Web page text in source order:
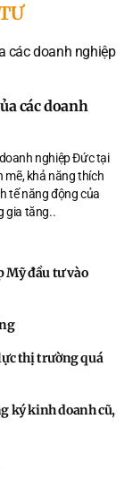
các doanh
nghiệp Đức tại
mẽ, khả năng thích
tế năng động của
gia tăng..
Mỹ đầu tư vào
thị trường quá
ký kinh doanh cũ,